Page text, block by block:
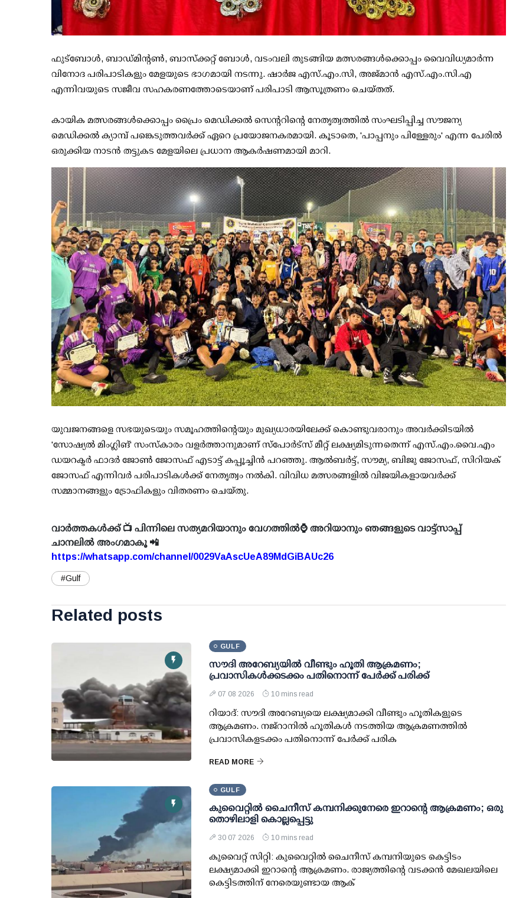
ഫുട്ബോൾ, ബാഡ്മിന്റൺ, ബാസ്‌ക്കറ്റ് ബോൾ, വടംവലി തുടങ്ങിയ മത്സരങ്ങൾക്കൊപ്പം വൈവിധ്യമാർന്ന
വിനോദ പരിപാടികളും മേളയുടെ ഭാഗമായി നടന്നു. ഷാർജ എസ്.എം.സി, അജ്‌മാൻ എസ്.എം.സി.എ
എന്നിവയുടെ സജീവ സഹകരണത്തോടെയാണ് പരിപാടി ആസൂത്രണം ചെയ്തത്.
കായിക മത്സരങ്ങൾക്കൊപ്പം പ്രൈം മെഡിക്കൽ സെന്ററിന്റെ നേതൃത്വത്തിൽ സംഘടിപ്പിച്ച സൗജന്യ
മെഡിക്കൽ ക്യാമ്പ് പങ്കെടുത്തവർക്ക് ഏറെ പ്രയോജനകരമായി. കൂടാതെ, 'പാപ്പനും പിള്ളേരും' എന്ന പേരിൽ
ഒരുക്കിയ നാടൻ തട്ടുകട മേളയിലെ പ്രധാന ആകർഷണമായി മാറി.
യുവജനങ്ങളെ സഭയുടെയും സമൂഹത്തിന്റെയും മുഖ്യധാരയിലേക്ക് കൊണ്ടുവരാനും അവർക്കിടയിൽ
'സോഷ്യൽ മിംഗ്ലിങ്' സംസ്കാരം വളർത്താനുമാണ് സ്പോർട്സ് മീറ്റ് ലക്ഷ്യമിടുന്നതെന്ന് എസ്.എം.വൈ.എം
ഡയറക്ടർ ഫാദർ ജോൺ ജോസഫ് എടാട്ട് കപ്പൂച്ചിൻ പറഞ്ഞു. ആൽബർട്ട്, സൗമ്യ, ബിജു ജോസഫ്, സിറിയക്
ജോസഫ് എന്നിവർ പരിപാടികൾക്ക് നേതൃത്വം നൽകി. വിവിധ മത്സരങ്ങളിൽ വിജയികളായവർക്ക്
സമ്മാനങ്ങളും ട്രോഫികളും വിതരണം ചെയ്തു.
വാർത്തകൾക്ക് 📺 പിന്നിലെ സത്യമറിയാനും വേഗത്തിൽ⌚ അറിയാനും ഞങ്ങളുടെ വാട്ട്സാപ്പ്
ചാനലിൽ അംഗമാകൂ 📲
https://whatsapp.com/channel/0029VaAscUeA89MdGiBAUc26
#Gulf
Related posts
GULF
സൗദി അറേബ്യയില്‍ വീണ്ടും ഹൂതി ആക്രമണം;
പ്രവാസികള്‍ക്കടക്കം പതിനൊന്ന് പേര്‍ക്ക് പരിക്ക്
07 08 2026 10 mins read
റിയാദ്: സൗദി അറേബ്യയെ ലക്ഷ്യമാക്കി വീണ്ടും ഹൂതികളുടെ
ആക്രമണം. നജ്‌റാനില്‍ ഹൂതികള്‍ നടത്തിയ ആക്രമണത്തില്‍
പ്രവാസികളടക്കം പതിനൊന്ന് പേര്‍ക്ക് പരിക
READ MORE
GULF
കുവൈറ്റില്‍ ചൈനീസ് കമ്പനിക്കുനേരെ ഇറാന്റെ ആക്രമണം; ഒരു
തൊഴിലാളി കൊല്ലപ്പെട്ടു
30 07 2026 10 mins read
കുവൈറ്റ് സിറ്റി: കുവൈറ്റില്‍ ചൈനീസ് കമ്പനിയുടെ കെട്ടിടം
ലക്ഷ്യമാക്കി ഇറാന്റെ ആക്രമണം. രാജ്യത്തിന്റെ വടക്കന്‍ മേഖലയിലെ
കെട്ടിടത്തിന് നേരെയുണ്ടായ ആക്